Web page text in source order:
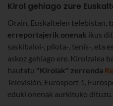
Kirol gehiago zure
Orain, Euskaltelen telebistan,
erreportajerik onenak ikus
saskibaloi-, pilota-, tenis-, eta
askoz gehiago ere. Kirolzalea
hautatu "Kirolak" zerrenda
Televisión, Eurosport 1,
eduki onenak aurkituko dituzu.